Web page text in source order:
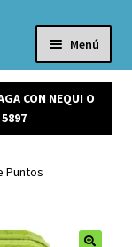
Menú
CON NEQUI O
Puntos